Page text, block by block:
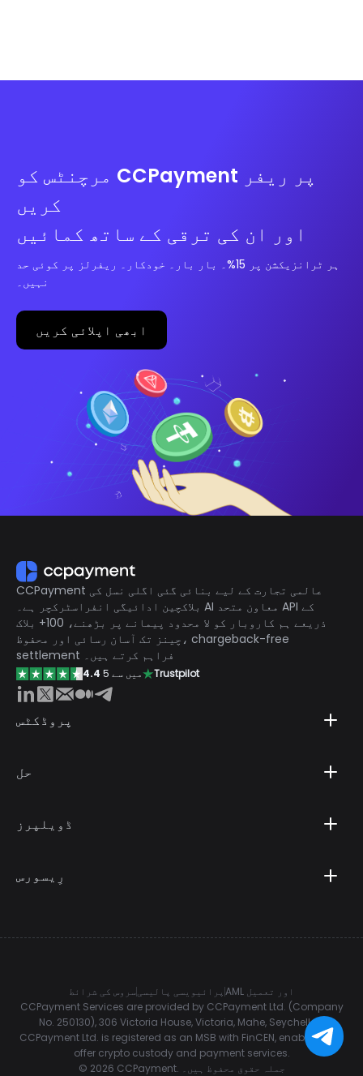
مرچنٹس کو CCPayment پر ریفر
کریں
اور ان کی ترقی کے ساتھ کمائیں
ہر ٹرانزیکشن پر 15%۔ بار بار۔ خودکار۔ ریفرلز پر کوئی حد
نہیں۔
ابھی اپلائی کریں
CCPayment عالمی تجارت کے لیے بنائی گئی اگلی نسل کی
بلاکچین ادائیگی انفراسٹرکچر ہے۔ AI معاون متحد API کے
ذریعے ہم کاروبار کو لا محدود پیمانے پر بڑھنے، 100+ بلاک
چینز تک آسان رسائی اور محفوظ، chargeback-free
settlement فراہم کرتے ہیں۔
4.4 5 میں سے Trustpilot
پروڈکٹس
حل
ڈویلپرز
رِیسورس
سروس کی شرائطپرائیویسی پالیسی
AML اور تعمیل
CCPayment Services are provided by CCPayment Ltd. (Company
No. 250130), 306 Victoria House, Victoria, Mahe, Seychelles.
CCPayment Ltd. is registered as an MSB with FinCEN, enabling it to
offer crypto custody and payment services.
© 2026 CCPayment. جملہ حقوق محفوظ ہیں۔